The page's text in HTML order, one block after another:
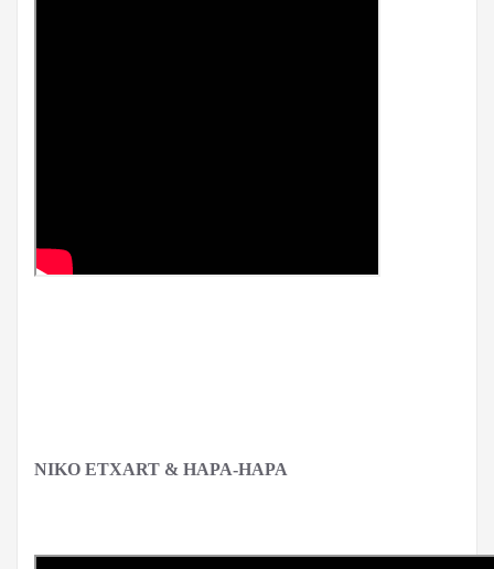
NIKO ETXART & HAPA-HAPA